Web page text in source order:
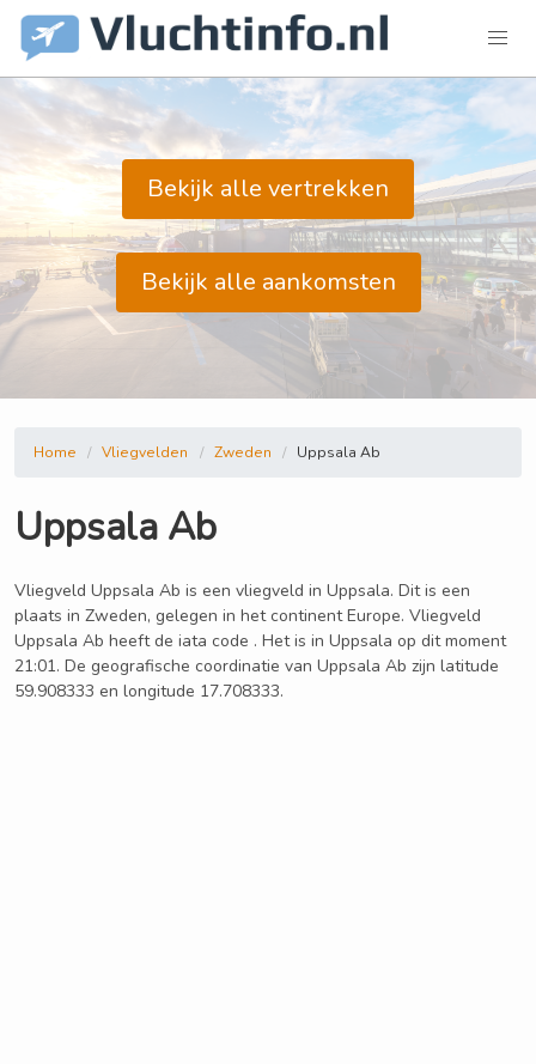
Bekijk alle vertrekken
Bekijk alle aankomsten
Home Vliegvelden Zweden Uppsala Ab
Uppsala Ab
Vliegveld Uppsala Ab is een vliegveld in Uppsala. Dit is een
plaats in Zweden, gelegen in het continent Europe. Vliegveld
Uppsala Ab heeft de iata code . Het is in Uppsala op dit moment
21:01. De geografische coordinatie van Uppsala Ab zijn latitude
59.908333 en longitude 17.708333.